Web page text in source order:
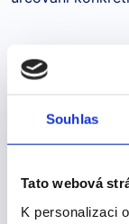
Souhlas
Tato webová
K personalizaci
Konkrétní čas
"The train
18:00.)
Části dne : "at